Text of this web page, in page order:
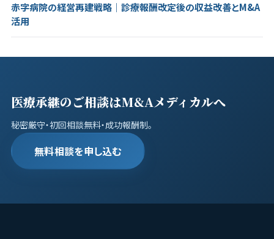
赤字病院の経営再建戦略｜診療報酬改定後の収益改善とM&A
活用
医療承継のご相談はM&Aメディカルへ
秘密厳守・初回相談無料・成功報酬制。
無料相談を申し込む